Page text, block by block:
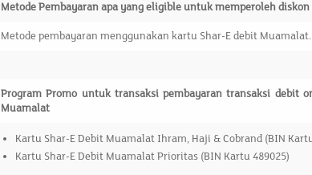
Metode Pembayaran apa yang eligible untuk memperoleh diskon
Metode pembayaran menggunakan kartu Shar-E debit Muamalat.
Program Promo untuk transaksi pembayaran transaksi debit
Muamalat
Kartu Shar-E Debit Muamalat Ihram, Haji & Cobrand (BIN
Kartu Shar-E Debit Muamalat Prioritas (BIN Kartu 489025)